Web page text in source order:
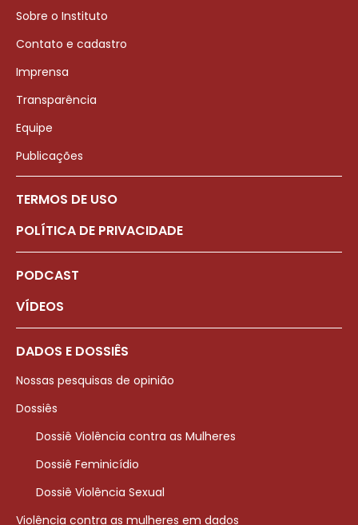
Sobre o Instituto
Contato e cadastro
Imprensa
Transparência
Equipe
Publicações
TERMOS DE USO
POLÍTICA DE PRIVACIDADE
PODCAST
VÍDEOS
DADOS E DOSSIÊS
Nossas pesquisas de opinião
Dossiês
Dossiê Violência contra as Mulheres
Dossiê Feminicídio
Dossiê Violência Sexual
Violência contra as mulheres em dados